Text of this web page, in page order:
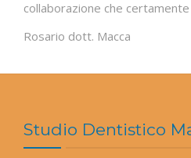
collaborazione che
Rosario dott. Macca
Studio Dentistico